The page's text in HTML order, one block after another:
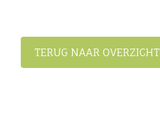
TERUG NAAR OVERZICHT